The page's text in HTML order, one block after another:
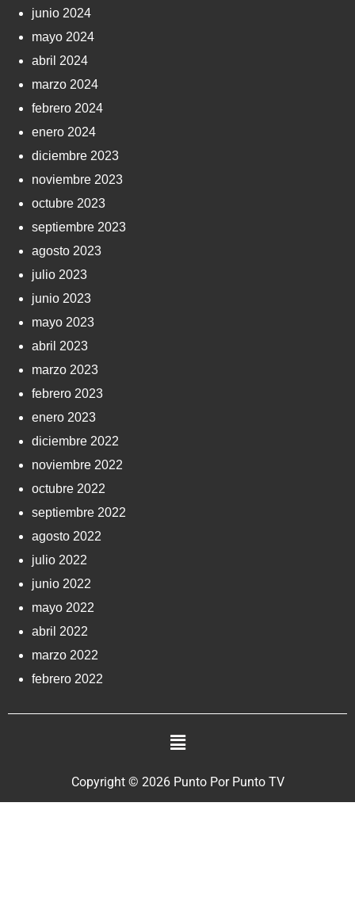
junio 2024
mayo 2024
abril 2024
marzo 2024
febrero 2024
enero 2024
diciembre 2023
noviembre 2023
octubre 2023
septiembre 2023
agosto 2023
julio 2023
junio 2023
mayo 2023
abril 2023
marzo 2023
febrero 2023
enero 2023
diciembre 2022
noviembre 2022
octubre 2022
septiembre 2022
agosto 2022
julio 2022
junio 2022
mayo 2022
abril 2022
marzo 2022
febrero 2022
Copyright © 2026 Punto Por Punto TV